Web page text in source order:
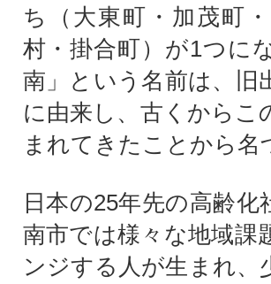
ち（大東町・加茂町
村・掛合町）が1つに
南」という名前は、旧
に由来し、古くからこ
まれてきたことから名
日本の25年先の高齢
南市では様々な地域課
ンジする人が生まれ、